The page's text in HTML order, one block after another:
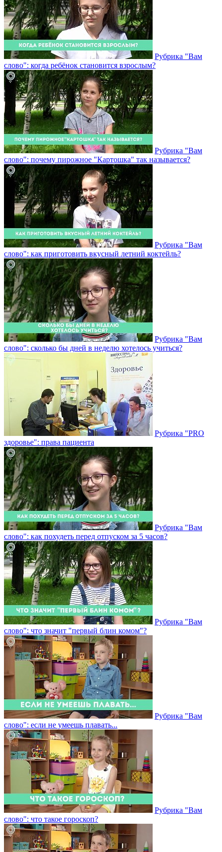
Рубрика "Вам
слово": когда ребёнок становится взрослым?
Рубрика "Вам
слово": почему пирожное "Картошка" так называется?
Рубрика "Вам
слово": как приготовить вкусный летний коктейль?
Рубрика "Вам
слово": сколько бы дней в неделю хотелось учиться?
Рубрика "PRO
здоровье": права пациента
Рубрика "Вам
слово": как похудеть перед отпуском за 5 часов?
Рубрика "Вам
слово": что значит "первый блин комом"?
Рубрика "Вам
слово": если не умеешь плавать...
Рубрика "Вам
слово": что такое гороскоп?